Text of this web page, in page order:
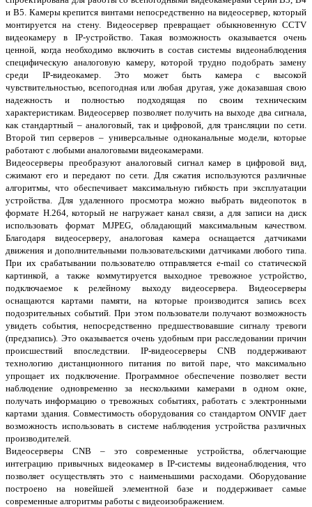
и B5. Камеры крепится винтами непосредственно на видеосервер, который
монтируется на стену. Видеосервер превращает обыкновенную CCTV
видеокамеру в IP-устройство. Такая возможность оказывается очень
ценной, когда необходимо включить в состав системы видеонаблюдения
специфическую аналоговую камеру, которой трудно подобрать замену
среди IP-видеокамер. Это может быть камера с высокой
чувствительностью, всепогодная или любая другая, уже доказавшая свою
надежность и полностью подходящая по своим техническим
характеристикам. Видеосервер позволяет получить на выходе два сигнала,
как стандартный – аналоговый, так и цифровой, для трансляции по сети.
Второй тип серверов – универсальные одноканальные модели, которые
работают с любыми аналоговыми видеокамерами.
Видеосерверы преобразуют аналоговый сигнал камер в цифровой вид,
сжимают его и передают по сети. Для сжатия используются различные
алгоритмы, что обеспечивает максимальную гибкость при эксплуатации
устройства. Для удаленного просмотра можно выбрать видеопоток в
формате H.264, который не нагружает канал связи, а для записи на диск
использовать формат MJPEG, обладающий максимальным качеством.
Благодаря видеосерверу, аналоговая камера оснащается датчиками
движения и дополнительными пользовательскими датчиками любого типа.
При их срабатывании пользователю отправляется e-mail со статической
картинкой, а также коммутируется выходное тревожное устройство,
подключаемое к релейному выходу видеосервера. Видеосерверы
оснащаются картами памяти, на которые производится запись всех
подозрительных событий. При этом пользователи получают возможность
увидеть события, непосредственно предшествовавшие сигналу тревоги
(предзапись). Это оказывается очень удобным при расследовании причин
происшествий впоследствии. IP-видеосерверы CNB поддерживают
технологию дистанционного питания по витой паре, что максимально
упрощает их подключение. Программное обеспечение позволяет вести
наблюдение одновременно за несколькими камерами в одном окне,
получать информацию о тревожных событиях, работать с электронными
картами здания. Совместимость оборудования со стандартом ONVIF дает
возможность использовать в системе наблюдения устройства различных
производителей.
Видеосерверы CNB – это современные устройства, облегчающие
интеграцию привычных видеокамер в IP-системы видеонаблюдения, что
позволяет осуществлять это с наименьшими расходами. Оборудование
построено на новейшей элементной базе и поддерживает самые
современные алгоритмы работы с видеоизображением.